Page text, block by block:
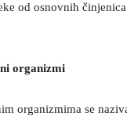
od osnovnih
organizmi
organizmima se